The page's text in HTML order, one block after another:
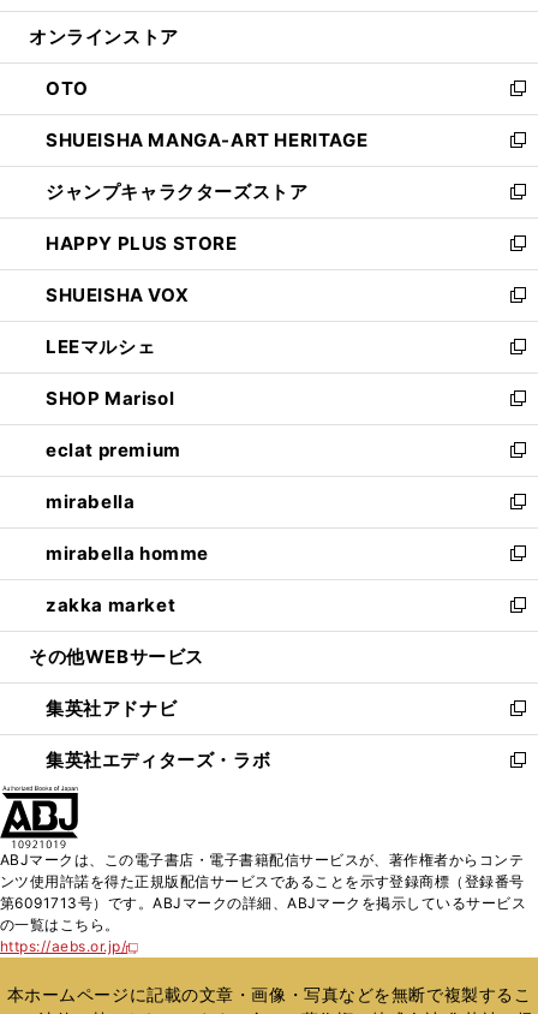
開
ン
ウ
で
開
く
ウ
ン
ド
ウ
で
開
く
オンラインストア
OTO
新
し
い
ウ
ィ
ン
ド
ウ
で
開
く
SHUEISHA MANGA-ART HERITAGE
新
し
い
ウ
ィ
ン
ド
ウ
で
開
く
ジャンプキャラクターズストア
新
し
い
ウ
ィ
ン
ド
ウ
で
開
く
HAPPY PLUS STORE
新
し
い
ウ
ィ
ン
ド
ウ
で
開
く
SHUEISHA VOX
新
し
い
ウ
ィ
ン
ド
ウ
で
開
く
LEEマルシェ
新
し
い
ウ
ィ
ン
ド
ウ
で
開
く
SHOP Marisol
新
し
い
ウ
ィ
ン
ド
ウ
で
開
eclat premium
新
し
い
ウ
ィ
ン
ド
ウ
開
く
mirabella
新
し
い
ウ
ィ
ン
ウ
で
開
く
mirabella homme
新
し
い
ウ
ン
ド
ウ
で
zakka market
新
し
ウ
ィ
ン
ド
く
その他WEBサービス
集英社アドナビ
新
し
い
ド
ウ
で
集英社エディターズ・ラボ
新
ィ
ン
ド
開
ABJマークは、この電子書店・電子書籍配信サービスが、著作権者からコンテ
ンツ使用許諾を得た正規版配信サービスであることを示す登録商標（登録番号
第6091713号）です。ABJマークの詳細、ABJマークを掲示しているサービス
の一覧はこちら。
https://aebs.or.jp/
新
い
ウ
本ホームページに記載の文章・画像・写真などを無断で複製するこ